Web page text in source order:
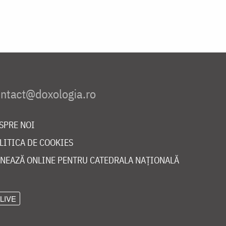
NOI
DE COOKIES
ONLINE PENTRU CATEDRALA NAȚIONALĂ
LIVE